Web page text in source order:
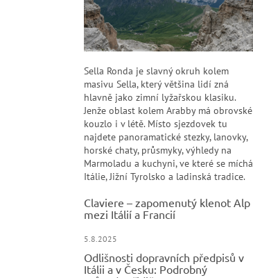
Sella Ronda je slavný okruh kolem
masivu Sella, který většina lidí zná
hlavně jako zimní lyžařskou klasiku.
Jenže oblast kolem Arabby má obrovské
kouzlo i v létě. Místo sjezdovek tu
najdete panoramatické stezky, lanovky,
horské chaty, průsmyky, výhledy na
Marmoladu a kuchyni, ve které se míchá
Itálie, Jižní Tyrolsko a ladinská tradice.
Claviere – zapomenutý klenot Alp
mezi Itálií a Francií
5.8.2025
Odlišnosti dopravních předpisů v
Itálii a v Česku: Podrobný